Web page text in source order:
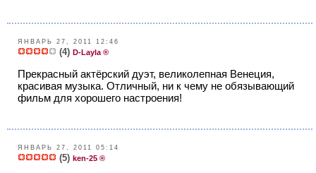
ЯНВАРЬ 27, 2011 12:46
(4) D-Layla ®
Прекрасный актёрский дуэт, великолепная Венеция,
красивая музыка. Отличный, ни к чему не обязывающий
фильм для хорошего настроения!
ЯНВАРЬ 27, 2011 05:14
(5) ken-25 ®